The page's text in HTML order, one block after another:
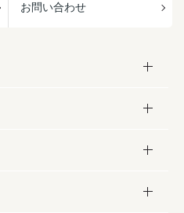
お問い合わせ